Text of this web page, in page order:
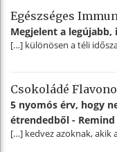
Egészséges
Megjelent a
[…] különösen a téli
Csokoládé
5 nyomós érv, hogy
étrendedből - Remind
[…] kedvez azoknak, akik